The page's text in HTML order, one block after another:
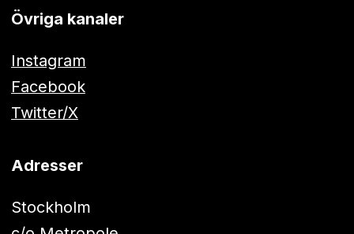
Övriga kanaler
Instagram
Facebook
Twitter/X
Adresser
Stockholm